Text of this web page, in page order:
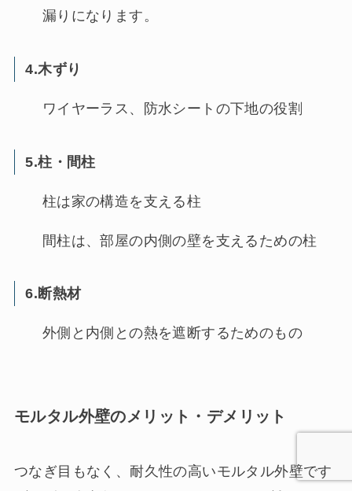
漏りになります。
4.木ずり
ワイヤーラス、防水シートの下地の役割
5.柱・間柱
柱は家の構造を支える柱
間柱は、部屋の内側の壁を支えるための柱
6.断熱材
外側と内側との熱を遮断するためのもの
モルタル外壁のメリット・デメリット
つなぎ目もなく、耐久性の高いモルタル外壁です